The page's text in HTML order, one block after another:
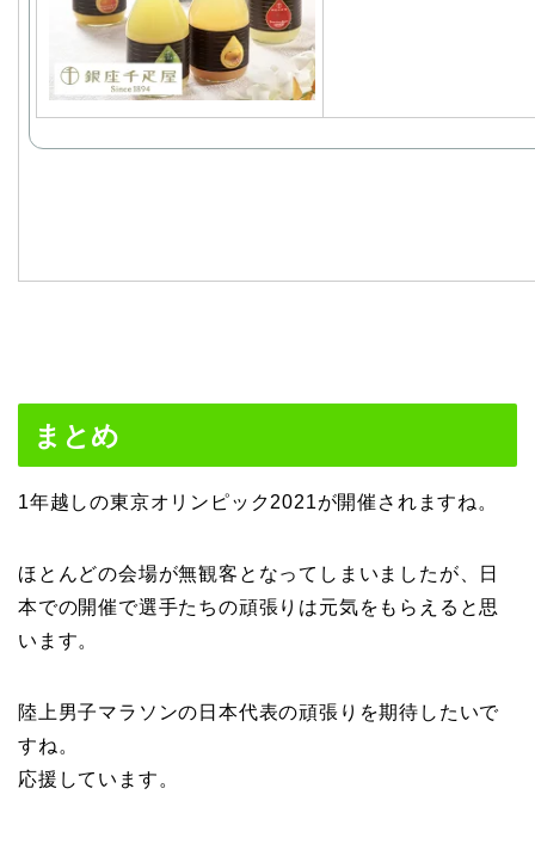
まとめ
1年越しの東京オリンピック2021が開催されますね。
ほとんどの会場が無観客となってしまいましたが、日
本での開催で選手たちの頑張りは元気をもらえると思
います。
陸上男子マラソンの日本代表の頑張りを期待したいで
すね。
応援しています。